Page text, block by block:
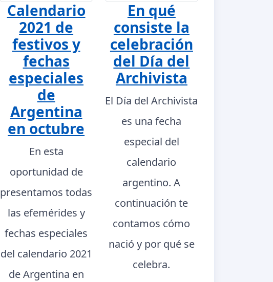
Calendario
2021 de
festivos y
fechas
especiales
de
Argentina
en octubre
En esta
oportunidad de
presentamos todas
las efemérides y
fechas especiales
del calendario 2021
de Argentina en
En qué
consiste la
celebración
del Día del
Archivista
El Día del Archivista
es una fecha
especial del
calendario
argentino. A
continuación te
contamos cómo
nació y por qué se
celebra.